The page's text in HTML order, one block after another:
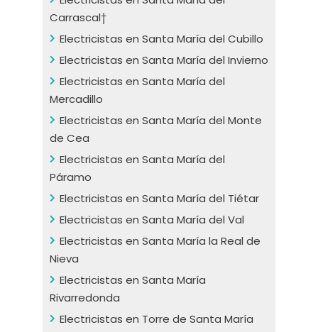
Carrascal†
Electricistas en Santa María del Cubillo
Electricistas en Santa María del Invierno
Electricistas en Santa María del
Mercadillo
Electricistas en Santa María del Monte
de Cea
Electricistas en Santa María del
Páramo
Electricistas en Santa María del Tiétar
Electricistas en Santa María del Val
Electricistas en Santa María la Real de
Nieva
Electricistas en Santa María
Rivarredonda
Electricistas en Torre de Santa María